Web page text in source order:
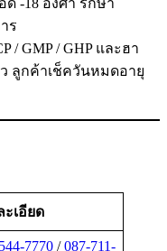
-18 องศา รักษา
ร
/ GMP / GHP และฮา
ลูกค้าเช็ควันหมดอายุ
ะเอียด
7770 /087-711-